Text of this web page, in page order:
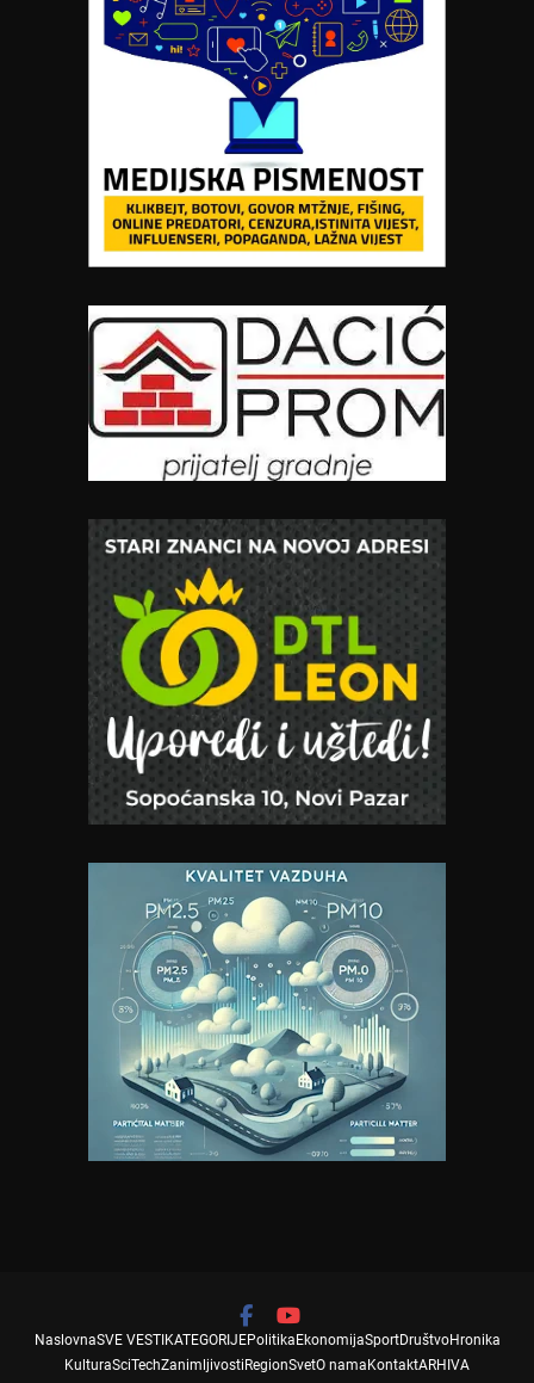
NaslovnaSVE VESTI KATEGORIJEPolitika EkonomijaSportDruštvoHronika
KulturaSciTechZanimljivosti RegionSvetO nama KontaktARHIVA